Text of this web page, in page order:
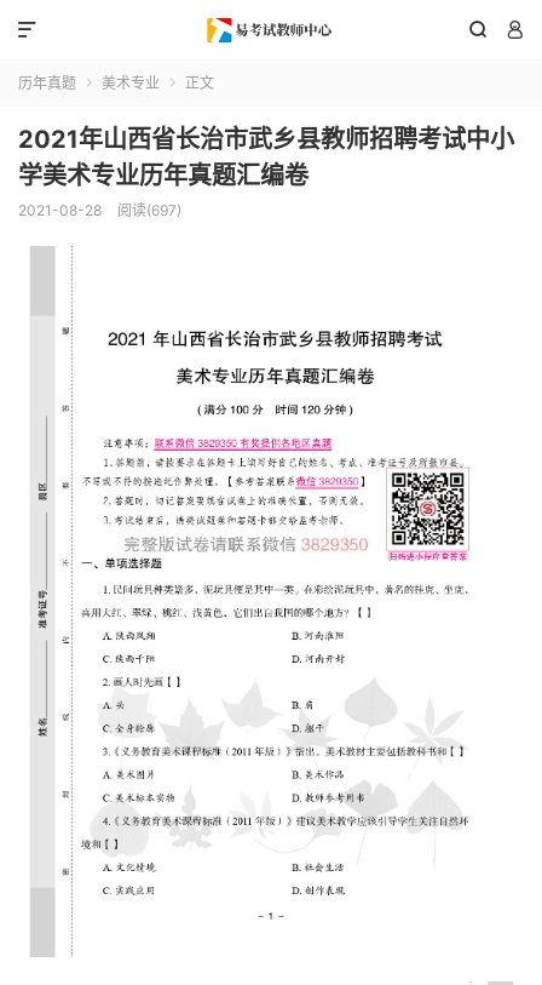
 

历年真题  美术专业  正文
2021年山西省长治市武乡县教师招聘考试中小
学美术专业历年真题汇编卷
2021-08-28 阅读(697)